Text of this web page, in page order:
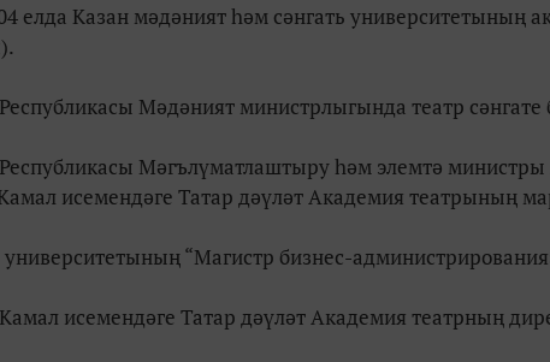
елда Казан мәдәният һәм сәнгать университетының
Мәдәният министрлыгында театр
Мәгълүматлаштыру һәм элемтә
исемендәге Татар дәүләт Академия театрының
“Магистр бизнес-
исемендәге Татар дәүләт Академия театрның